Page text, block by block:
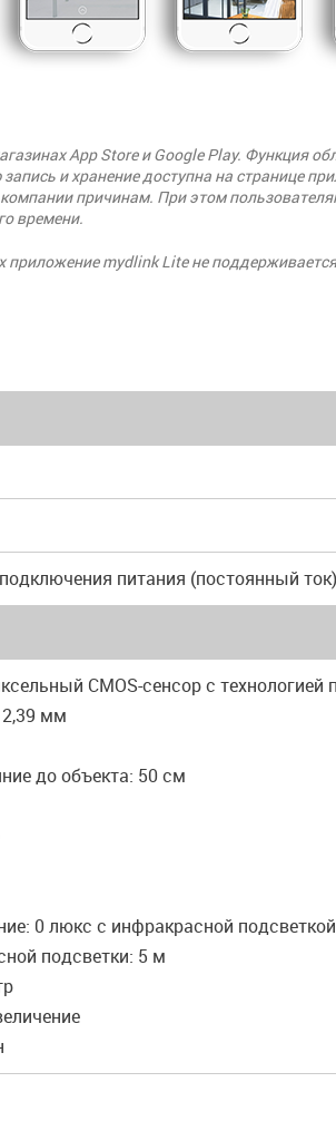
App Store и Google Play. Функция
и хранение доступна на странице
причинам. При этом
времени.
mydlink Lite не
питания (постоянный ток)
CMOS-сенсор с технологией
2,39 мм
до объекта: 50 см
0 люкс с инфракрасной подсветкой
подсветки: 5 м